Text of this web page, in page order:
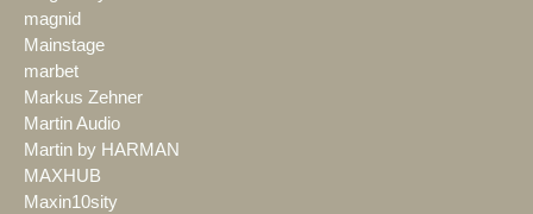
magnid
Mainstage
marbet
Markus Zehner
Martin Audio
Martin by HARMAN
MAXHUB
Maxin10sity